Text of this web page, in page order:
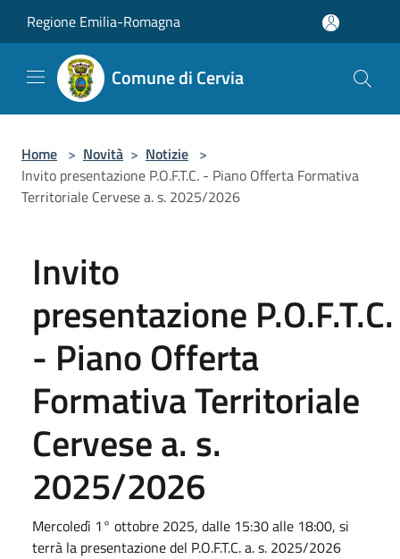
Regione Emilia-Romagna
Comune di Cervia
Home > Novità > Notizie >
Invito presentazione P.O.F.T.C. - Piano Offerta Formativa
Territoriale Cervese a. s. 2025/2026
Invito
presentazione P.O.F.T.C.
- Piano Offerta
Formativa Territoriale
Cervese a. s.
2025/2026
Mercoledì 1° ottobre 2025, dalle 15:30 alle 18:00, si
terrà la presentazione del P.O.F.T.C. a. s. 2025/2026